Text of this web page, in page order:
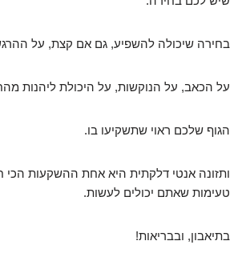
בחירה שיכולה להשפיע, גם אם קצת, על
על הכאב, על הנוקשות, על היכולת ליהנות
הגוף שלכם ראוי שתשקיעו בו.
ותזונה אנטי דלקתית היא אחת ההשקעות הכי
טעימות שאתם יכולים לעשות.
בתיאבון, ובבריאות!